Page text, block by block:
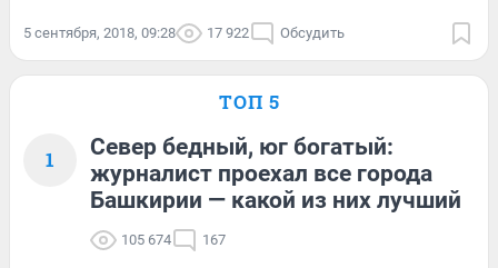
5 сентября, 2018, 09:28 17 922 Обсудить
ТОП 5
1
Север бедный, юг богатый:
журналист проехал все города
Башкирии — какой из них лучший
105 674 167